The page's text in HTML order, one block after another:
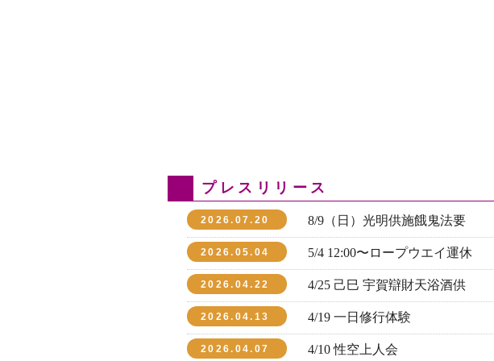
プレスリリース
2026.07.20 8/9（日）光明供施餓鬼法要
2026.05.04 5/4 12:00〜ロープウエイ運休
2026.04.22 4/25 己巳 宇賀辯財天浴酒供
2026.04.13 4/19 一日修行体験
2026.04.07 4/10 性空上人会